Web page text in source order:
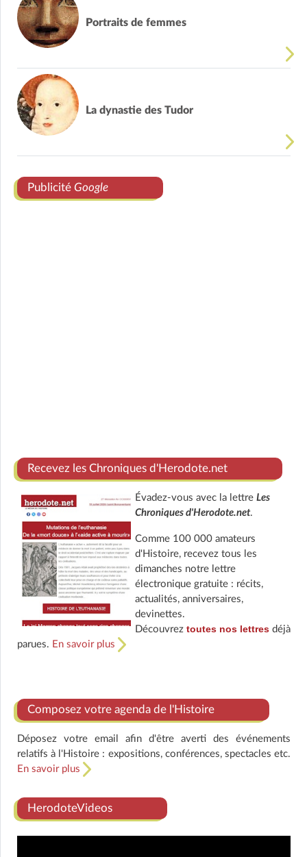
Portraits de femmes
La dynastie des Tudor
Publicité Google
Recevez les Chroniques d'Herodote.net
Évadez-vous avec la lettre Les
Chroniques d'Herodote.net.
Comme 100 000 amateurs
d'Histoire, recevez tous les
dimanches notre lettre
électronique gratuite : récits,
actualités, anniversaires,
devinettes.
Découvrez toutes nos lettresdéjà
parues. En savoir plus
Composez votre agenda de l'Histoire
Déposez votre email afin d'être averti des événements
relatifs à l'Histoire : expositions, conférences, spectacles etc.
En savoir plus
HerodoteVideos